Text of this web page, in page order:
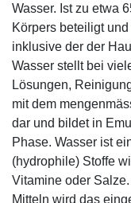
Wasser. Ist zu etwa
Körpers beteiligt
inklusive der der
Wasser stellt bei
Lösungen,
mit dem
dar und bildet in
Phase. Wasser ist
(hydrophile) Stoffe
Vitamine oder
Mitteln wird das